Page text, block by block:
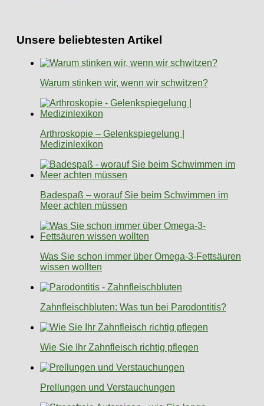
Unsere beliebtesten Artikel
Warum stinken wir, wenn wir schwitzen?
Arthroskopie – Gelenkspiegelung |
Medizinlexikon
Badespaß – worauf Sie beim Schwimmen im
Meer achten müssen
Was Sie schon immer über Omega-3-Fettsäuren
wissen wollten
Zahnfleischbluten: Was tun bei Parodontitis?
Wie Sie Ihr Zahnfleisch richtig pflegen
Prellungen und Verstauchungen